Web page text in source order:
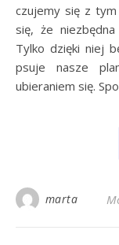
czujemy się z
się, że
Tylko dzięki niej
psuje nasze
ubieraniem się.
marta